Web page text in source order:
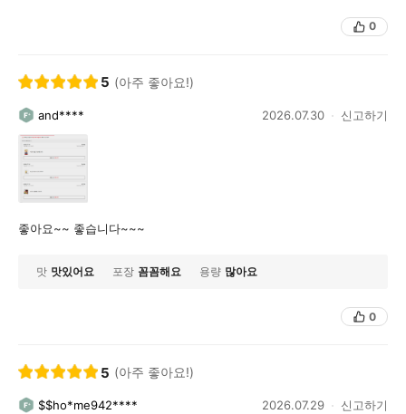
0
5 (아주 좋아요!)
and**** 2026.07.30 신고하기
좋아요~~ 좋습니다~~~
맛 맛있어요 포장 꼼꼼해요 용량 많아요
0
5 (아주 좋아요!)
$$ho*me942**** 2026.07.29 신고하기